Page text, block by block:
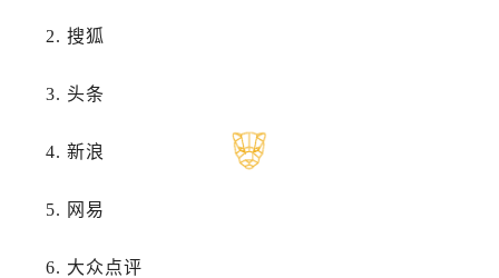
2. 搜狐
3. 头条
4. 新浪
5. 网易
6. 大众点评